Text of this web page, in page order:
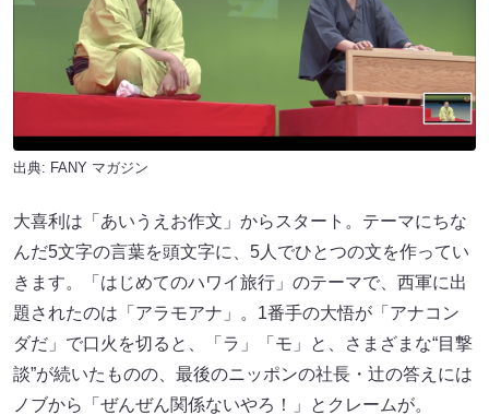
出典: FANY マガジン
大喜利は「あいうえお作文」からスタート。テーマにちな
んだ5文字の言葉を頭文字に、5人でひとつの文を作ってい
きます。「はじめてのハワイ旅行」のテーマで、西軍に出
題されたのは「アラモアナ」。1番手の大悟が「アナコン
ダだ」で口火を切ると、「ラ」「モ」と、さまざまな“目撃
談”が続いたものの、最後のニッポンの社長・辻の答えには
ノブから「ぜんぜん関係ないやろ！」とクレームが。